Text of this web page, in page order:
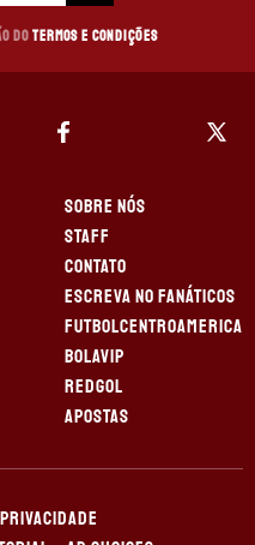
do Termos e Condições
SOBRE NÓS
STAFF
CONTATO
ESCREVA NO FANÁTICOS
FUTBOLCENTROAMERICA
BOLAVIP
REDGOL
APOSTAS